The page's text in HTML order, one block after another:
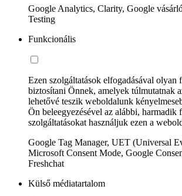
Google Analytics, Clarity, Google
Testing
Funkcionális
Ezen szolgáltatások elfogadásával
biztosítani Önnek, amelyek túlmutatnak
lehetővé teszik weboldalunk
Ön beleegyezésével az alábbi, harmadik
szolgáltatásokat használjuk ezen a
Google Tag Manager, UET (Universal
Microsoft Consent Mode, Google
Freshchat
Külső médiatartalom